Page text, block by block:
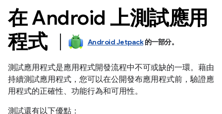
在 Android 上測試應用
程式
Android Jetpack的一部分。
測試應用程式是應用程式開發流程中不可或缺的一環。藉由
持續測試應用程式，您可以在公開發布應用程式前，驗證應
用程式的正確性、功能行為和可用性。
測試還有以下優點：